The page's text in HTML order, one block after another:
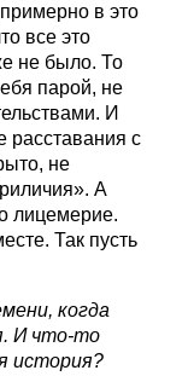
в это
все это
не было. То
парой, не
И
расставания с
не
А
лицемерие.
Так пусть
когда
И что-то
история?